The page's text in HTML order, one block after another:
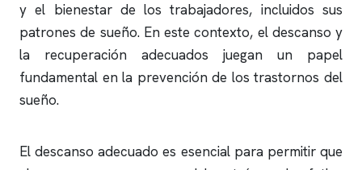
y el bienestar de los trabajadores, incluidos sus
patrones de sueño. En este contexto, el descanso y
la recuperación adecuados juegan un papel
fundamental en la prevención de los trastornos del
sueño.
El descanso adecuado es esencial para permitir que